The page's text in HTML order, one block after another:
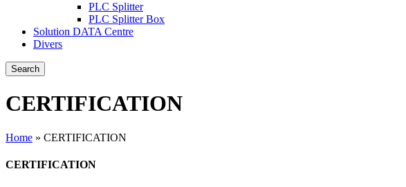
PLC Splitter
PLC Splitter Box
Solution DATA Centre
Divers
Search
CERTIFICATION
Home » CERTIFICATION
CERTIFICATION